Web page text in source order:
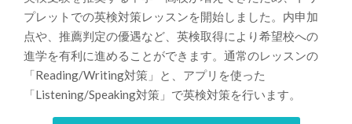
プレットでの英検対策レッスンを開始しました。内申加
点や、推薦判定の優遇など、英検取得により希望校への
進学を有利に進めることができます。通常のレッスンの
「Reading/Writing対策」と、アプリを使った
「Listening/Speaking対策」で英検対策を行います。